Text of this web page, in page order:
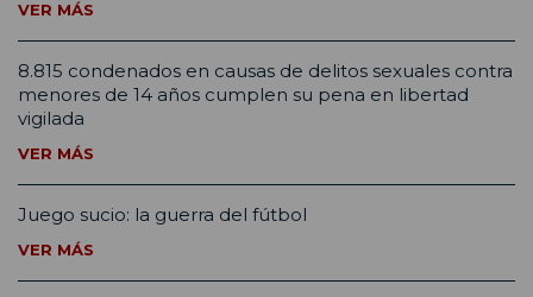
VER MÁS
8.815 condenados en causas de delitos sexuales contra
menores de 14 años cumplen su pena en libertad
vigilada
VER MÁS
Juego sucio: la guerra del fútbol
VER MÁS